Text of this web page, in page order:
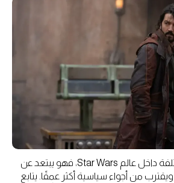
يقدّم Andor تجربة مختلفة داخل عالم Star Wars، فهو يبتعد عن
ويقترب من أجواء سياسية أكثر عمقًا. يتابع